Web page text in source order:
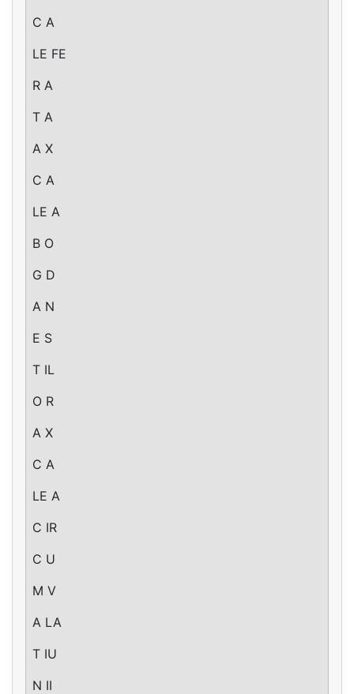
C A
LE FE
R A
T A
A X
C A
LE A
B O
G D
A N
E S
T IL
O R
A X
C A
LE A
C IR
C U
M V
A LA
T IU
N II